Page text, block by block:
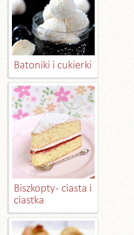
Batoniki i cukierki
Biszkopty - ciasta i
ciastka